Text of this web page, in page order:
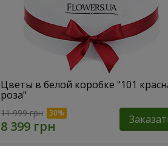
Цветы в белой коробке "101
роза"
11 999 грн